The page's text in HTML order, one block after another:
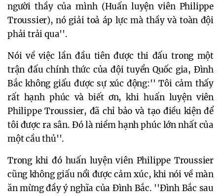
người thầy của mình (Huấn luyện viên Philippe
Troussier), nó giải toả áp lực mà thầy và toàn đội
phải trải qua''.
Nói về việc lần đầu tiên được thi đấu trong một
trận đấu chính thức của đội tuyển Quốc gia, Đình
Bắc không giấu được sự xúc động:'' Tôi cảm thấy
rất hạnh phúc và biết ơn, khi huấn luyện viên
Philippe Troussier, đã chỉ bảo và tạo điều kiện để
tôi được ra sân. Đó là niềm hạnh phúc lớn nhất của
một cầu thủ''.
Trong khi đó huấn luyện viên Philippe Troussier
cũng không giấu nổi được cảm xúc, khi nói về màn
ăn mừng đầy ý nghĩa của Đình Bắc. ''Đình Bắc sau